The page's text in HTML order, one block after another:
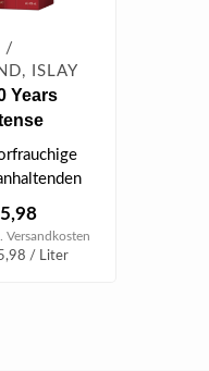
/
ISLAY
Years
1.00
Versandkosten
/ Liter